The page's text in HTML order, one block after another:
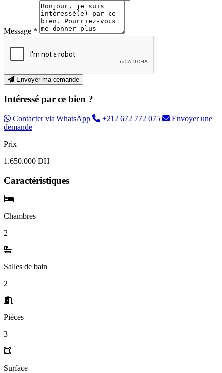
Message *
Envoyer ma demande
Intéressé par ce bien ?
Contacter via WhatsApp +212 672 772 075
Envoyer une
demande
Prix
1.650.000 DH
Caractéristiques
Chambres
2
Salles de bain
2
Pièces
3
Surface